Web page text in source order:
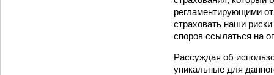
регламентирующими
страховать наши
споров ссылаться на
Рассуждая об
уникальные для